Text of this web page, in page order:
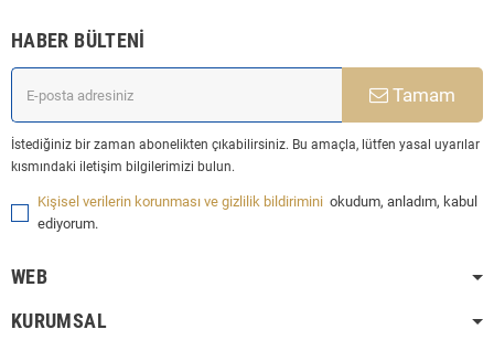
HABER BÜLTENI
Tamam
İstediğiniz bir zaman abonelikten çıkabilirsiniz. Bu amaçla, lütfen yasal uyarılar
kısmındaki iletişim bilgilerimizi bulun.
Kişisel verilerin korunması ve gizlilik bildirimini okudum, anladım, kabul
ediyorum.
WEB
KURUMSAL